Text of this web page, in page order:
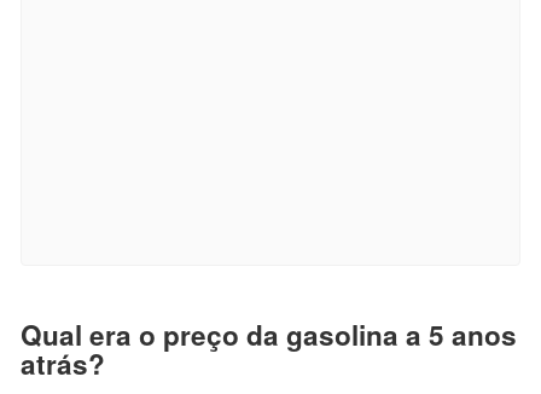
Qual era o preço da gasolina a 5 anos
atrás?